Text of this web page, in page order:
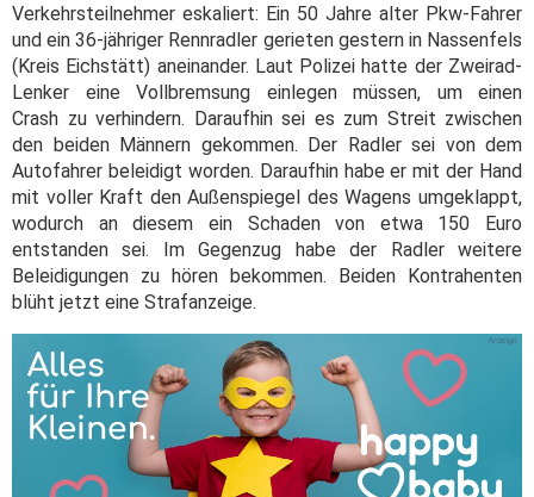
Verkehrsteilnehmer eskaliert: Ein 50 Jahre alter Pkw-Fahrer
und ein 36-jähriger Rennradler gerieten gestern in Nassenfels
(Kreis Eichstätt) aneinander. Laut Polizei hatte der Zweirad-
Lenker eine Vollbremsung einlegen müssen, um einen
Crash zu verhindern. Daraufhin sei es zum Streit zwischen
den beiden Männern gekommen. Der Radler sei von dem
Autofahrer beleidigt worden. Daraufhin habe er mit der Hand
mit voller Kraft den Außenspiegel des Wagens umgeklappt,
wodurch an diesem ein Schaden von etwa 150 Euro
entstanden sei. Im Gegenzug habe der Radler weitere
Beleidigungen zu hören bekommen. Beiden Kontrahenten
blüht jetzt eine Strafanzeige.